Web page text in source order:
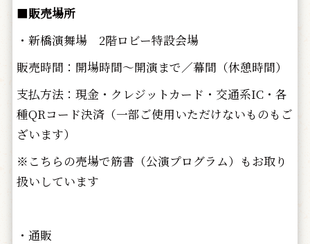
■販売場所
・新橋演舞場 2階ロビー特設会場
販売時間：開場時間～開演まで／幕間（休憩時間）
支払方法：現金・クレジットカード・交通系IC・各
種QRコード決済（一部ご使用いただけないものもご
ざいます）
※こちらの売場で筋書（公演プログラム）もお取り
扱いしています
・通販